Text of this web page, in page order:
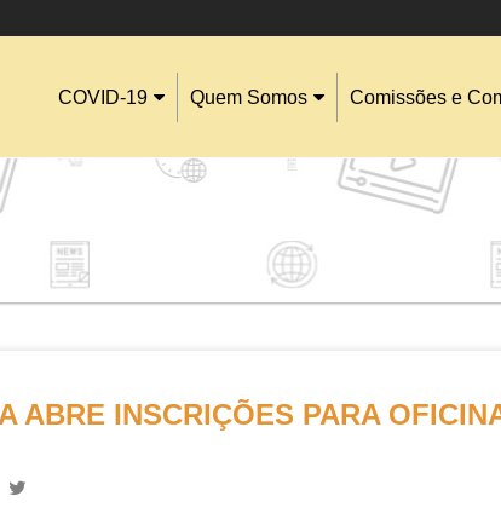
COVID-19 Quem Somos Comissões e
ABRE INSCRIÇÕES PARA